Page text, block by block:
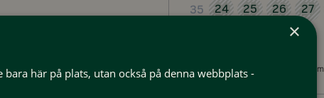
35 24 25 26 27
Valbart som incheckningsdatum
×
här på plats, utan också på denna webbplats -